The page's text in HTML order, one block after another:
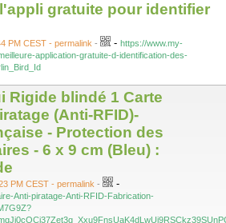
gratuite pour identifier
PM CEST - permalink - - https://www.my-
application-gratuite-d-identification-des-
Rigide blindé 1 Carte
(Anti-RFID)-
- Protection des
- 6 x 9 cm (Bleu) :
PM CEST - permalink - -
Anti-piratage-Anti-RFID-Fabrication-